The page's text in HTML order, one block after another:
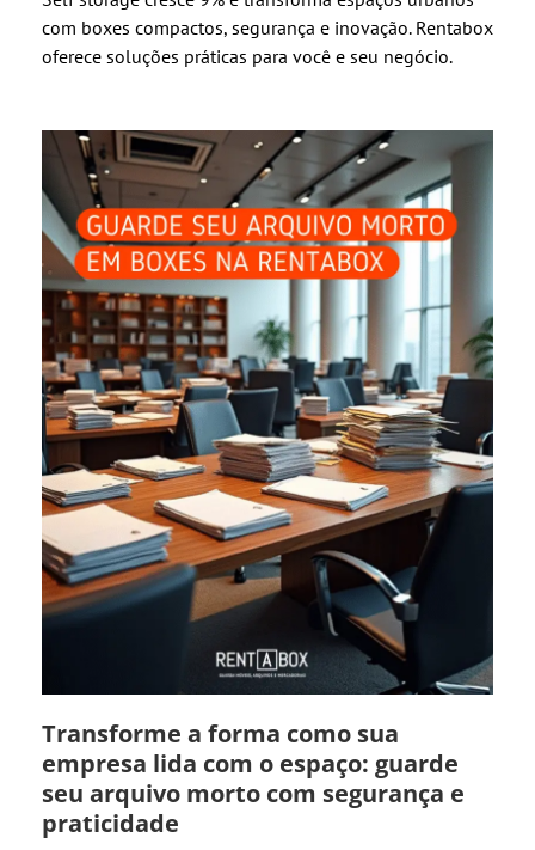
com boxes compactos, segurança e inovação. Rentabox
oferece soluções práticas para você e seu negócio.
Transforme a forma como sua
empresa lida com o espaço: guarde
seu arquivo morto com segurança e
praticidade